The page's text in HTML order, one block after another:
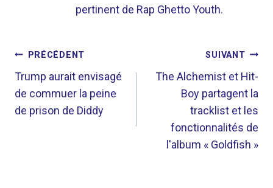
pertinent de Rap Ghetto Youth.
NAVIGATION
DE
L’ARTICLE
PRÉCÉDENT
Trump aurait envisagé
de commuer la peine
de prison de Diddy
SUIVANT
The Alchemist et Hit-
Boy partagent la
tracklist et les
fonctionnalités de
l'album « Goldfish »